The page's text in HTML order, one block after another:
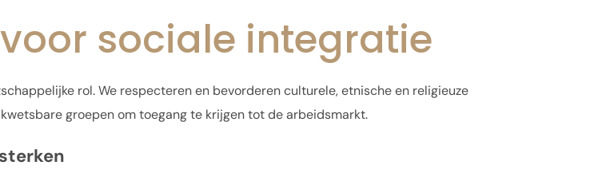
voor sociale integratie
rol. We respecteren en bevorderen culturele, etnische en religieuze
groepen om toegang te krijgen tot de arbeidsmarkt.